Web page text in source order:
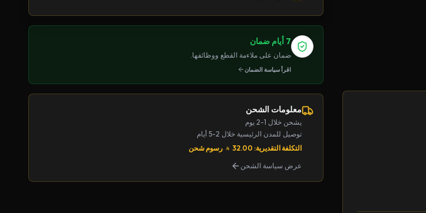
7 أيام ضمان
ضمان على ملاءمة القطع ووظائفها.
اقرأ سياسة الضمان
معلومات الشحن
يشحن خلال 1-2 يوم
توصيل للمدن الرئيسية خلال 2-5 أيام
التكلفة التقديرية: 32.00
رسوم شحن
عرض سياسة الشحن